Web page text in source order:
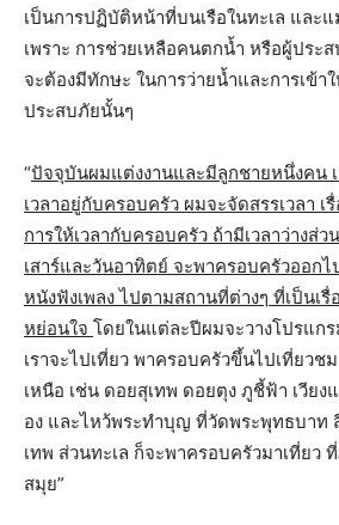
เป็นการปฏิบัติหน้าที่บนเรือในทะเล และ
เพราะ การช่วยเหลือคนตกน้ำ หรือผู้ประ
จะต้องมีทักษะ ในการว่ายน้ำและการเข้า
ประสบภัยนั้นๆ
“ปัจจุบันผมแต่งงานและมีลูกชายหนึ่งคน
เวลาอยู่กับครอบครัว ผมจะจัดสรรเวลา เ
การให้เวลากับครอบครัว ถ้ามีเวลาว่างส่
เสาร์และวันอาทิตย์ จะพาครอบครัวออก
หนังฟังเพลง ไปตามสถานที่ต่างๆ ที่เป็นเ
หย่อนใจ โดยในแต่ละปีผมจะวางโปรแก
เราจะไปเที่ยว พาครอบครัวขึ้นไปเที่ยวช
เหนือ เช่น ดอยสุเทพ ดอยตุง ภูชี้ฟ้า เวีย
อง และไหว้พระทำบุญ ที่วัดพระพุทธบาท
เทพ ส่วนทะเล ก็จะพาครอบครัวมาเที่ยว
สมุย”